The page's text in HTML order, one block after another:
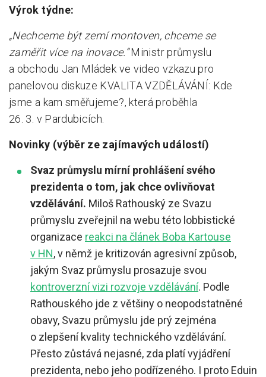
Výrok týdne:
„Nechceme být zemí montoven, chceme se
zaměřit více na inovace.“Ministr průmyslu
a obchodu Jan Mládek ve video vzkazu pro
panelovou diskuze KVALITA VZDĚLÁVÁNÍ: Kde
jsme a kam směřujeme?, která proběhla
26. 3. v Pardubicích.
Novinky (výběr ze zajímavých událostí)
Svaz průmyslu mírní prohlášení svého
prezidenta o tom, jak chce ovlivňovat
vzdělávání. Miloš Rathouský ze Svazu
průmyslu zveřejnil na webu této lobbistické
organizace reakci na článek Boba Kartouse
v HN, v němž je kritizován agresivní způsob,
jakým Svaz průmyslu prosazuje svou
kontroverzní vizi rozvoje vzdělávání. Podle
Rathouského jde z většiny o neopodstatněné
obavy, Svazu průmyslu jde prý zejména
o zlepšení kvality technického vzdělávání.
Přesto zůstává nejasné, zda platí vyjádření
prezidenta, nebo jeho podřízeného. I proto Eduin